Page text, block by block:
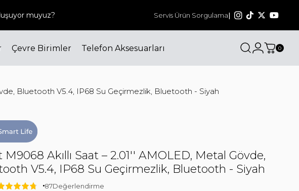
muyuz? Bizi sosyal medyadan da takip edin!
Servis Ürün Sorgulama|
Çevre Birimler Telefon Aksesuarları 0
Bluetooth V5.4, IP68 Su Geçirmezlik, Bluetooth - Siyah
M9068 Akıllı Saat – 2.01'' AMOLED, Metal Gövde,
V5.4, IP68 Su Geçirmezlik, Bluetooth - Siyah
87Değerlendirme